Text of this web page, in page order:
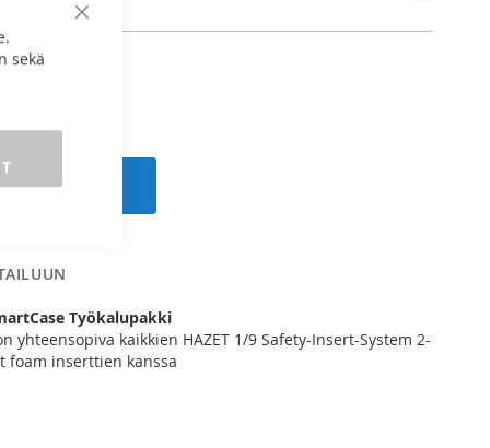
Sulje
sekä
Työkalupakki
yhteensopiva kaikkien HAZET 1/9 Safety-Insert-System 2-
foam inserttien kanssa